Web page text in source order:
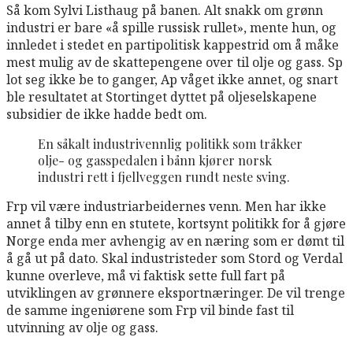
Så kom Sylvi Listhaug på banen. Alt snakk om grønn
industri er bare «å spille russisk rullet», mente hun, og
innledet i stedet en partipolitisk kappestrid om å måke
mest mulig av de skattepengene over til olje og gass. Sp
lot seg ikke be to ganger, Ap våget ikke annet, og snart
ble resultatet at Stortinget dyttet på oljeselskapene
subsidier de ikke hadde bedt om.
En såkalt industrivennlig politikk som tråkker
olje- og gasspedalen i bånn kjører norsk
industri rett i fjellveggen rundt neste sving.
Frp vil være industriarbeidernes venn. Men har ikke
annet å tilby enn en stutete, kortsynt politikk for å gjøre
Norge enda mer avhengig av en næring som er dømt til
å gå ut på dato. Skal industristeder som Stord og Verdal
kunne overleve, må vi faktisk sette full fart på
utviklingen av grønnere eksportnæringer. De vil trenge
de samme ingeniørene som Frp vil binde fast til
utvinning av olje og gass.